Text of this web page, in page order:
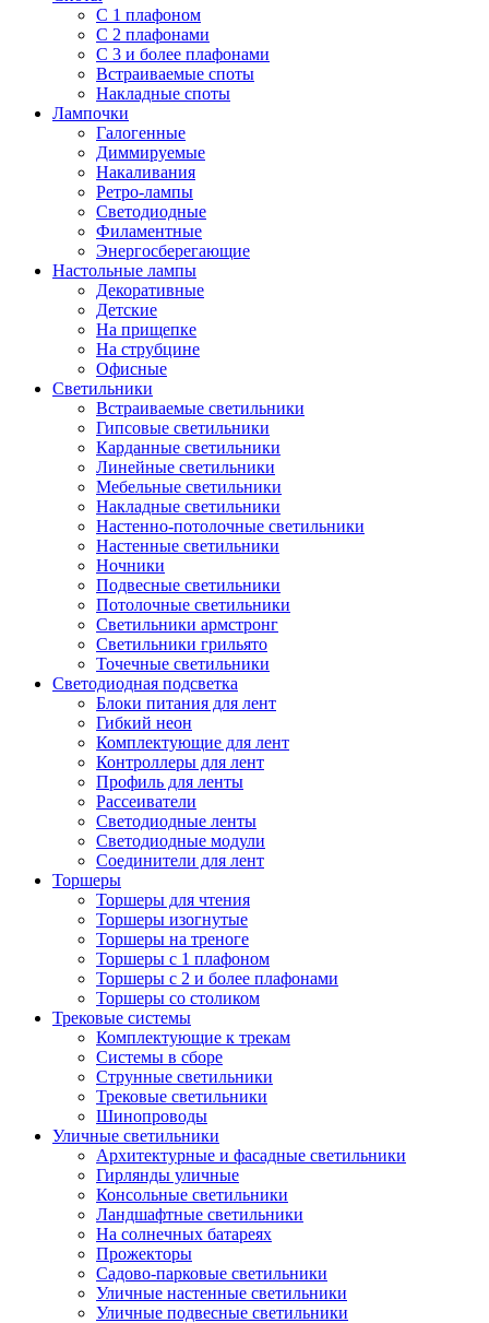
С 1 плафоном
С 2 плафонами
С 3 и более плафонами
Встраиваемые споты
Накладные споты
Лампочки
Галогенные
Диммируемые
Накаливания
Ретро-лампы
Светодиодные
Филаментные
Энергосберегающие
Настольные лампы
Декоративные
Детские
На прищепке
На струбцине
Офисные
Светильники
Встраиваемые светильники
Гипсовые светильники
Карданные светильники
Линейные светильники
Мебельные светильники
Накладные светильники
Настенно-потолочные светильники
Настенные светильники
Ночники
Подвесные светильники
Потолочные светильники
Светильники армстронг
Светильники грильято
Точечные светильники
Светодиодная подсветка
Блоки питания для лент
Гибкий неон
Комплектующие для лент
Контроллеры для лент
Профиль для ленты
Рассеиватели
Светодиодные ленты
Светодиодные модули
Соединители для лент
Торшеры
Торшеры для чтения
Торшеры изогнутые
Торшеры на треноге
Торшеры с 1 плафоном
Торшеры с 2 и более плафонами
Торшеры со столиком
Трековые системы
Комплектующие к трекам
Системы в сборе
Струнные светильники
Трековые светильники
Шинопроводы
Уличные светильники
Архитектурные и фасадные светильники
Гирлянды уличные
Консольные светильники
Ландшафтные светильники
На солнечных батареях
Прожекторы
Садово-парковые светильники
Уличные настенные светильники
Уличные подвесные светильники